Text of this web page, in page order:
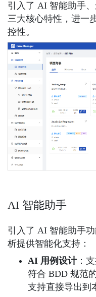
引入了 AI 智能助手
三大核心特性，进一
控性。
AI 智能助手
引入了 AI 智能助手
析提供智能化支持：
AI 用例设计：
符合 BDD 规范
支持直接导出到